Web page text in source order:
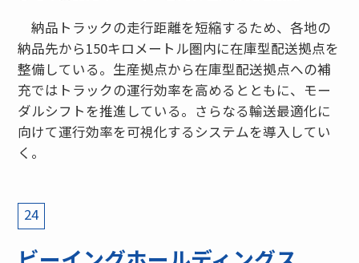
納品トラックの走行距離を短縮するため、各地の
納品先から150キロメートル圏内に在庫型配送拠点を
整備している。生産拠点から在庫型配送拠点への補
充ではトラックの運行効率を高めるとともに、モー
ダルシフトを推進している。さらなる輸送最適化に
向けて運行効率を可視化するシステムを導入してい
く。
24